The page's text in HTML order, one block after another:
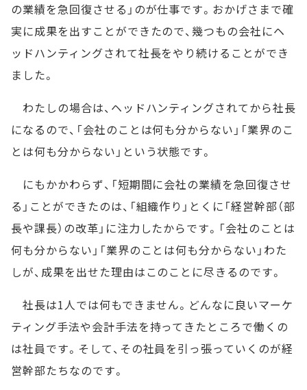
の業績を急回復させる」のが仕事です。おかげさまで確
実に成果を出すことができたので、幾つもの会社にヘ
ッドハンティングされて社長をやり続けることができ
ました。
わたしの場合は、ヘッドハンティングされてから社長
になるので、「会社のことは何も分からない」「業界のこ
とは何も分からない」という状態です。
にもかかわらず、「短期間に会社の業績を急回復させ
る」ことができたのは、「組織作り」とくに「経営幹部（部
長や課長）の改革」に注力したからです。「会社のことは
何も分からない」「業界のことは何も分からない」わた
しが、成果を出せた理由はこのことに尽きるのです。
社長は1人では何もできません。どんなに良いマーケ
ティング手法や会計手法を持ってきたところで働くの
は社員です。そして、その社員を引っ張っていくのが経
営幹部たちなのです。